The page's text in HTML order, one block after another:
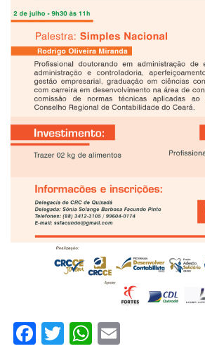
Facebook
TwitterWhatsApp